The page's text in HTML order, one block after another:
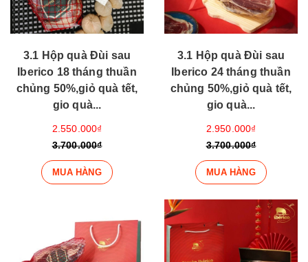
3.1 Hộp quà Đùi sau
Iberico 18 tháng thuần
chủng 50%,giỏ quà tết,
gio quà...
2.550.000₫
3.700.000₫
MUA HÀNG
3.1 Hộp quà Đùi sau
Iberico 24 tháng thuần
chủng 50%,giỏ quà tết,
gio quà...
2.950.000₫
3.700.000₫
MUA HÀNG